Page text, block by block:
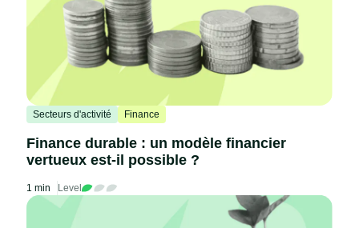
Secteurs d'activité Finance
Finance durable : un modèle financier
vertueux est-il possible ?
1 min Level